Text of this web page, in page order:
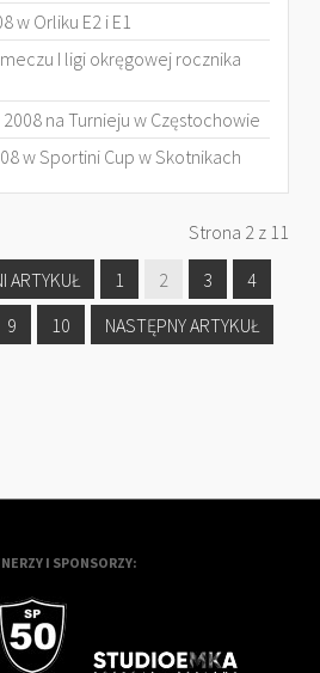
w Orliku E2 i E1
I ligi okręgowej rocznika
na Turnieju w Częstochowie
w Sportini Cup w Skotnikach
Strona 2 z 11
ARTYKUŁ 1 2 3
4
9 10
NASTĘPNY ARTYKUŁ
I SPONSORZY: